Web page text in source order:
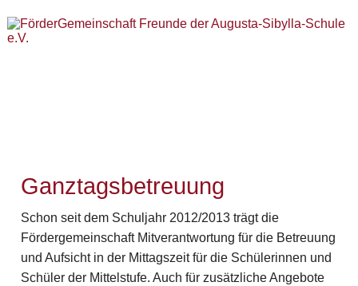
Ganztagsbetreuung
Schon seit dem Schuljahr 2012/2013 trägt die
Fördergemeinschaft Mitverantwortung für die Betreuung
und Aufsicht in der Mittagszeit für die Schülerinnen und
Schüler der Mittelstufe. Auch für zusätzliche Angebote